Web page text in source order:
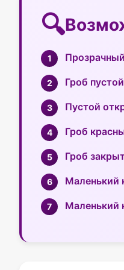
Гроб
Пустой
Гроб
Гроб
Маленький
Маленький